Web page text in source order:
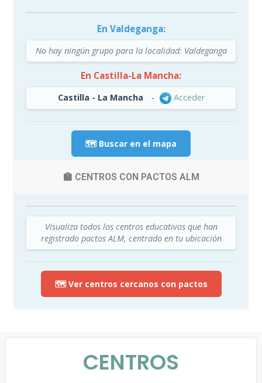
En Valdeganga:
No hay ningún grupo para la localidad: Valdeganga
En Castilla-La Mancha:
Castilla - La Mancha - Acceder
🗺️ Buscar en el mapa
🏫 CENTROS CON PACTOS ALM
Visualiza todos los centros educativos que han
registrado pactos ALM, centrado en tu ubicación
🗺️ Ver centros cercanos con pactos
CENTROS